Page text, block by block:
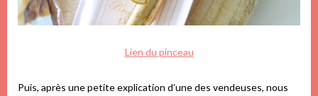
Lien du pinceau
Puis, après une petite explication d’une des vendeuses, nous